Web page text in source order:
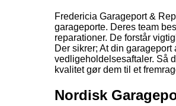
Fredericia Garageport &
garageporte. Deres team
reparationer. De forstår
Der sikrer; At din
vedligeholdelsesaftaler. Så
kvalitet gør dem til et
Nordisk